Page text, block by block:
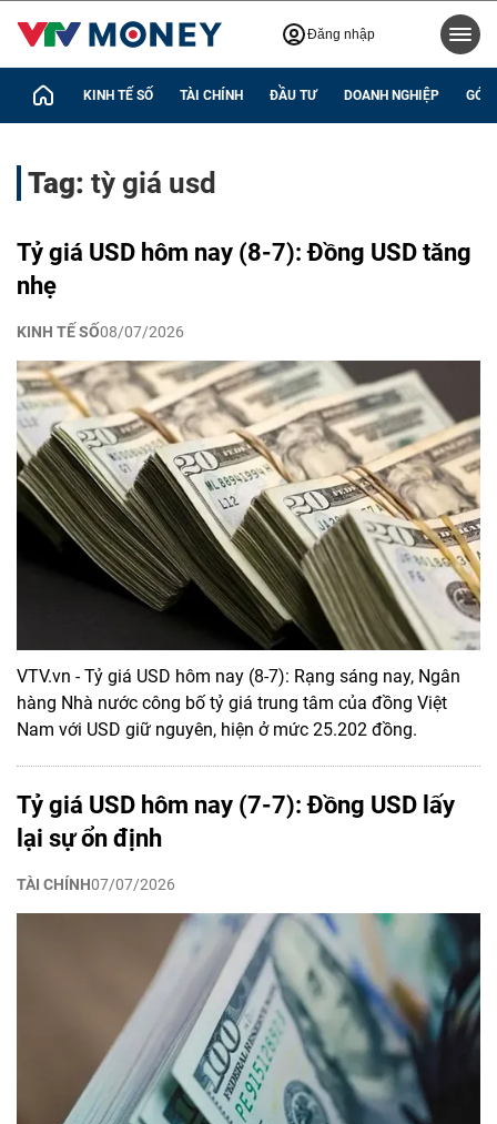
Đăng nhập
KINH TẾ SỐ TÀI CHÍNH ĐẦU TƯ DOANH NGHIỆP GÓC
Tag: tỳ giá usd
Tỷ giá USD hôm nay (8-7): Đồng USD tăng
nhẹ
KINH TẾ SỐ08/07/2026
VTV.vn - Tỷ giá USD hôm nay (8-7): Rạng sáng nay, Ngân
hàng Nhà nước công bố tỷ giá trung tâm của đồng Việt
Nam với USD giữ nguyên, hiện ở mức 25.202 đồng.
Tỷ giá USD hôm nay (7-7): Đồng USD lấy
lại sự ổn định
TÀI CHÍNH07/07/2026